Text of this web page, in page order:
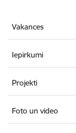
Vakances
Iepirkumi
Projekti
Foto un video